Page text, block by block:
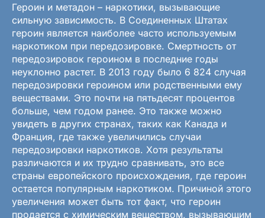
Героин и метадон – наркотики, вызывающие
сильную зависимость. В Соединенных Штатах
героин является наиболее часто используемым
наркотиком при передозировке. Смертность от
передозировок героином в последние годы
неуклонно растет. В 2013 году было 6 824 случая
передозировки героином или родственными ему
веществами. Это почти на пятьдесят процентов
больше, чем годом ранее. Это также можно
увидеть в других странах, таких как Канада и
Франция, где также увеличились случаи
передозировки наркотиков. Хотя результаты
различаются и их трудно сравнивать, это все
страны европейского происхождения, где героин
остается популярным наркотиком. Причиной этого
увеличения может быть тот факт, что героин
продается с химическим веществом, вызывающим